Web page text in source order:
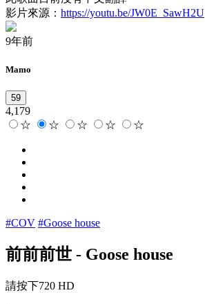
影片來源： https://youtu.be/JW0E_SawH2U
9年前
Mamo
59
4,179
☆
☆ ☆ ☆ ☆
#COV #Goose house
前前前世 - Goose house
請按下720 HD